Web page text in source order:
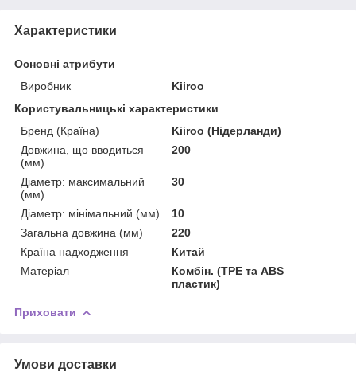
Характеристики
Основні атрибути
Виробник
Kiiroo
Користувальницькі характеристики
Бренд (Країна)
Kiiroo (Нідерланди)
Довжина, що вводиться
(мм)
200
Діаметр: максимальний
(мм)
30
Діаметр: мінімальний (мм)
10
Загальна довжина (мм)
220
Країна надходження
Китай
Матеріал
Комбін. (TPE та ABS
пластик)
Приховати
Умови доставки